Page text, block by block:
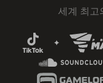
세계 최고